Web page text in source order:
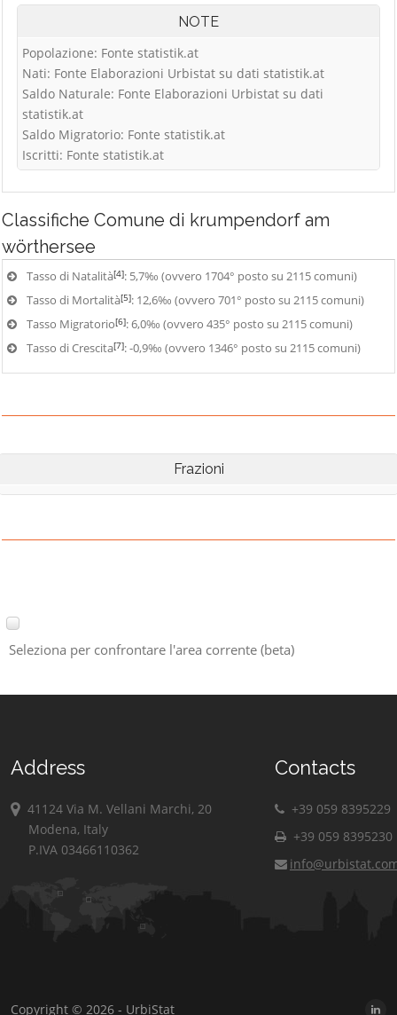
NOTE
Popolazione: Fonte statistik.at
Nati: Fonte Elaborazioni Urbistat su dati statistik.at
Saldo Naturale: Fonte Elaborazioni Urbistat su dati
statistik.at
Saldo Migratorio: Fonte statistik.at
Iscritti: Fonte statistik.at
Classifiche Comune di krumpendorf am
wörthersee
Tasso di Natalità[4]: 5,7‰ (ovvero 1704° posto su 2115 comuni)
Tasso di Mortalità[5]: 12,6‰ (ovvero 701° posto su 2115 comuni)
Tasso Migratorio[6]: 6,0‰ (ovvero 435° posto su 2115 comuni)
Tasso di Crescita[7]: -0,9‰ (ovvero 1346° posto su 2115 comuni)
Frazioni
Seleziona per confrontare l'area corrente (beta)
Address
41124 Via M. Vellani Marchi, 20
Modena, Italy
P.IVA 03466110362
Contacts
+39 059 8395229
+39 059 8395230
Copyright © 2026 - UrbiStat